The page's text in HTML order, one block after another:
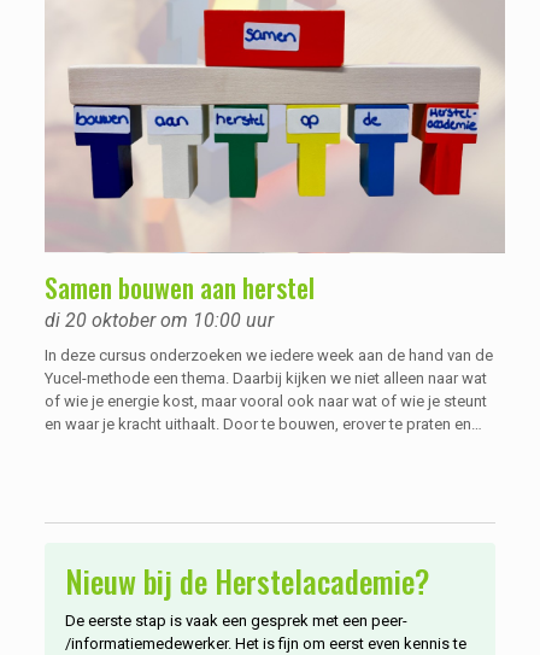
Samen bouwen aan herstel
di 20 oktober om 10:00 uur
In deze cursus onderzoeken we iedere week aan de hand van de
Yucel-methode een thema. Daarbij kijken we niet alleen naar wat
of wie je energie kost, maar vooral ook naar wat of wie je steunt
en waar je kracht uithaalt. Door te bouwen, erover te praten en
Nieuw bij de Herstelacademie?
De eerste stap is vaak een gesprek met een peer-
/informatiemedewerker. Het is fijn om eerst even kennis te